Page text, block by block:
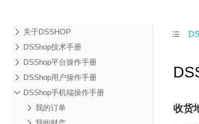
关于DSSHOP
DSShop技术手册
DSShop平台操作手册
DSShop用户操作手册
DSShop手机端操作手册
我的订单

收货